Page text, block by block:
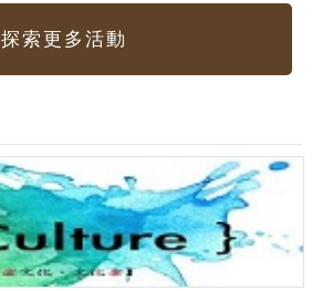
探索更多活動